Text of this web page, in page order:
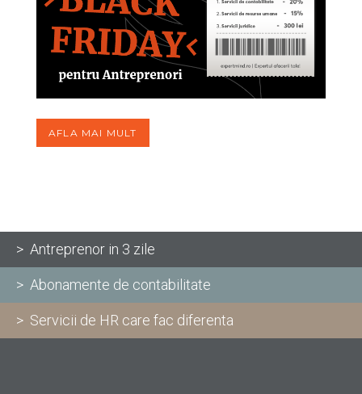
AFLA MAI MULT
> Antreprenor in 3 zile
> Abonamente de contabilitate
> Servicii de HR care fac diferenta